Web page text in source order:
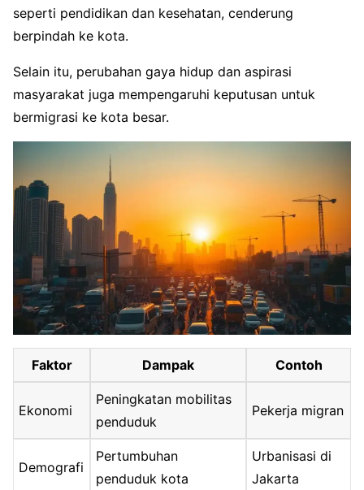
seperti pendidikan dan kesehatan, cenderung
berpindah ke kota.
Selain itu, perubahan gaya hidup dan aspirasi
masyarakat juga mempengaruhi keputusan untuk
bermigrasi ke kota besar.
Faktor Dampak Contoh
Ekonomi
Peningkatan mobilitas
penduduk
Pekerja migran
Demografi
Pertumbuhan
penduduk kota
Urbanisasi di
Jakarta